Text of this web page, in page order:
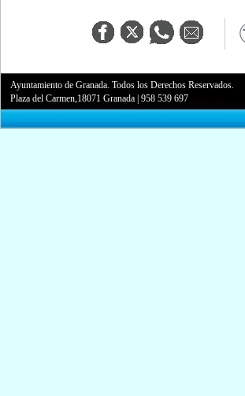
Ayuntamiento de Granada. Todos los Derechos Reservados.
Plaza del Carmen,18071 Granada |958 539 697